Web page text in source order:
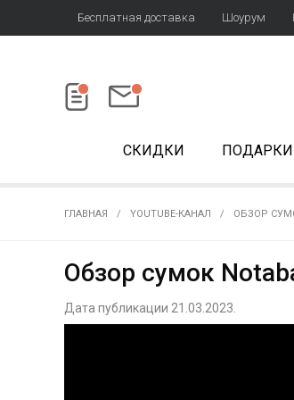
Бесплатная доставка Шоурум
СКИДКИ ПОДАРКИ
ГЛАВНАЯ YOUTUBE-КАНАЛ ОБЗОР
Обзор сумок
Дата публикации 21.03.2023.